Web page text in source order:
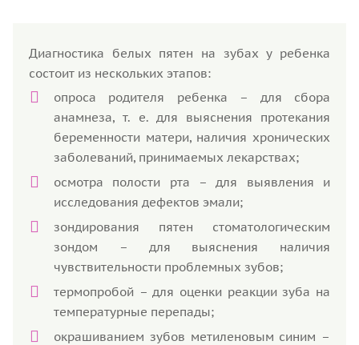
Диагностика белых пятен на зубах у ребенка
состоит из нескольких этапов:
опроса родителя ребенка – для сбора
анамнеза, т. е. для выяснения протекания
беременности матери, наличия хронических
заболеваний, принимаемых лекарствах;
осмотра полости рта – для выявления и
исследования дефектов эмали;
зондирования пятен стоматологическим
зондом – для выяснения наличия
чувствительности проблемных зубов;
термопробой – для оценки реакции зуба на
температурные перепады;
окрашиванием зубов метиленовым синим –